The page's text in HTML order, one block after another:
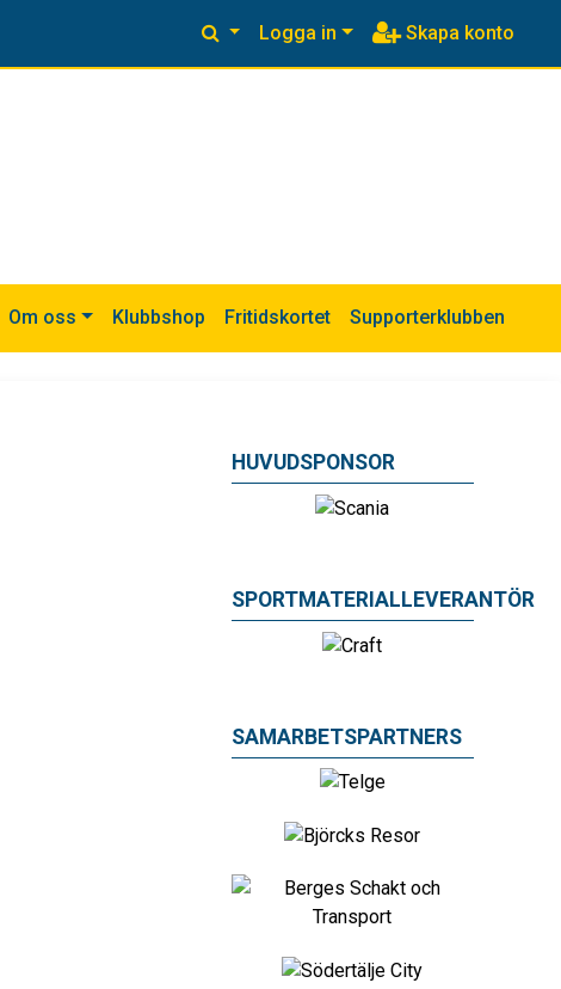
Logga in Skapa konto
Om oss Klubbshop Fritidskortet Supporterklubben
HUVUDSPONSOR
SPORTMATERIALLEVERANTÖR
SAMARBETSPARTNERS